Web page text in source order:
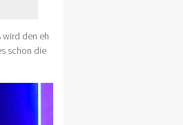
wird den eh
schon die